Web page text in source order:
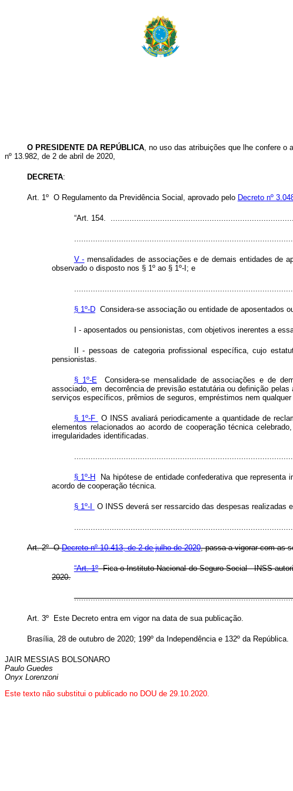
O PRESIDENTE DA REPÚBLICA, no uso das atribuições que lhe confere o
nº 13.982, de 2 de abril de 2020,
DECRETA:
Art. 1º O Regulamento da Previdência Social, aprovado pelo Decreto nº
“Art. 154.
V - mensalidades de associações e de demais entidades de
observado o disposto nos § 1º ao § 1º-I; e
§ 1º-DConsidera-se associação ou entidade de aposentados
I - aposentados ou pensionistas, com objetivos inerentes a
II - pessoas de categoria profissional específica, cujo
pensionistas.
§ 1º-EConsidera-se mensalidade de associações e de
associado, em decorrência de previsão estatutária ou definição
serviços específicos, prêmios de seguros, empréstimos nem
§ 1º-F
O INSS avaliará periodicamente a quantidade de
elementos relacionados ao acordo de cooperação técnica
irregularidades identificadas.
§ 1º-H Na hipótese de entidade confederativa que representa
acordo de cooperação técnica.
§ 1º-I O INSS deverá ser ressarcido das despesas realizadas
Art. 2º ODecreto nº 10.413, de 2 de julho de 2020, passa a vigorar com
“Art. 1ºFica o Instituto Nacional do Seguro Social - INSS
2020.
Art. 3º Este Decreto entra em vigor na data de sua publicação.
Brasília, 28 de outubro de 2020; 199º da Independência e 132º da República.
JAIR MESSIAS BOLSONARO
Paulo Guedes
Onyx Lorenzoni
Este texto não substitui o publicado no DOU de 29.10.2020.